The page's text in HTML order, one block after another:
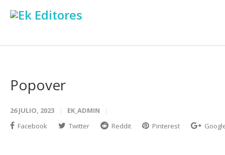
Popover
26 JULIO, 2023
EK_ADMIN
Facebook
Twitter Reddit Pinterest